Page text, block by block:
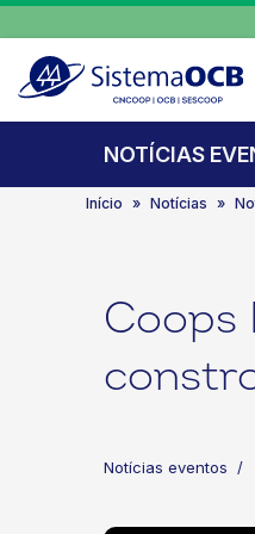
NOTÍCIAS
Início Notícias
Coops
Notícias eventos